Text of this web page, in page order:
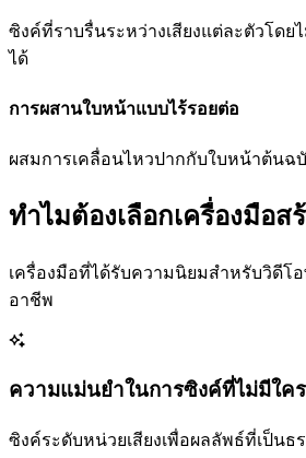
ซิงค์ที่ราบรื่นระหว่างเสียงแต่ละตัวโดย
ได้
การผสานใบหน้าแบบไร้รอยต่อ
ผสมการเคลื่อนไหวปากกับใบหน้าต้นฉ
ทำไมต้องเลือกเครื่องมือส
เครื่องมือที่ได้รับความนิยมสำหรับวิดี
อาชีพ
ความแม่นยำในการซิงค์ที่ไม่มีใค
ซิงค์ระดับหน่วยเสียงเพื่อผลลัพธ์ที่เป็นธ